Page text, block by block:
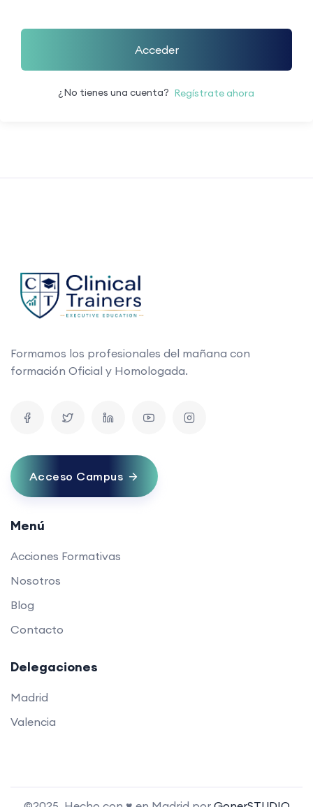
Acceder
¿No tienes una cuenta? Regístrate ahora
Formamos los profesionales del mañana con
formación Oficial y Homologada.
Acceso Campus
Menú
Acciones Formativas
Nosotros
Blog
Contacto
Delegaciones
Madrid
Valencia